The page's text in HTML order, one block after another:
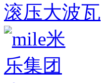
滚压大波瓦